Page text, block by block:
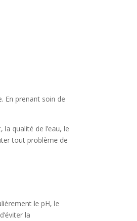
En prenant soin de
qualité de l’eau, le
tout problème de
le pH, le
la